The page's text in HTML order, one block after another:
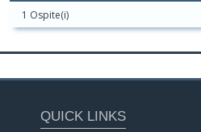
1 Ospite(i)
QUICK LINKS